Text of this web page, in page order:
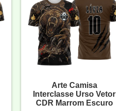
Arte Camisa
Interclasse Urso Vetor
CDR Marrom Escuro